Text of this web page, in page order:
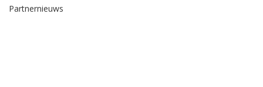
Partnernieuws